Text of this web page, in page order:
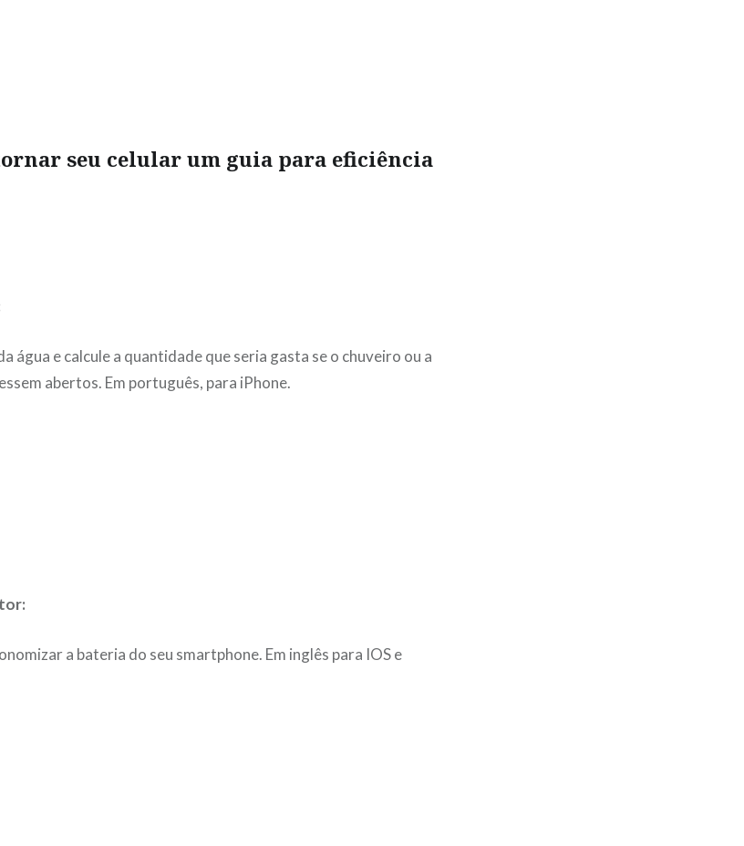
seu celular um guia para eficiência
água e calcule a quantidade que seria gasta se o chuveiro ou a
abertos. Em português, para iPhone.
a bateria do seu smartphone. Em inglês para IOS e